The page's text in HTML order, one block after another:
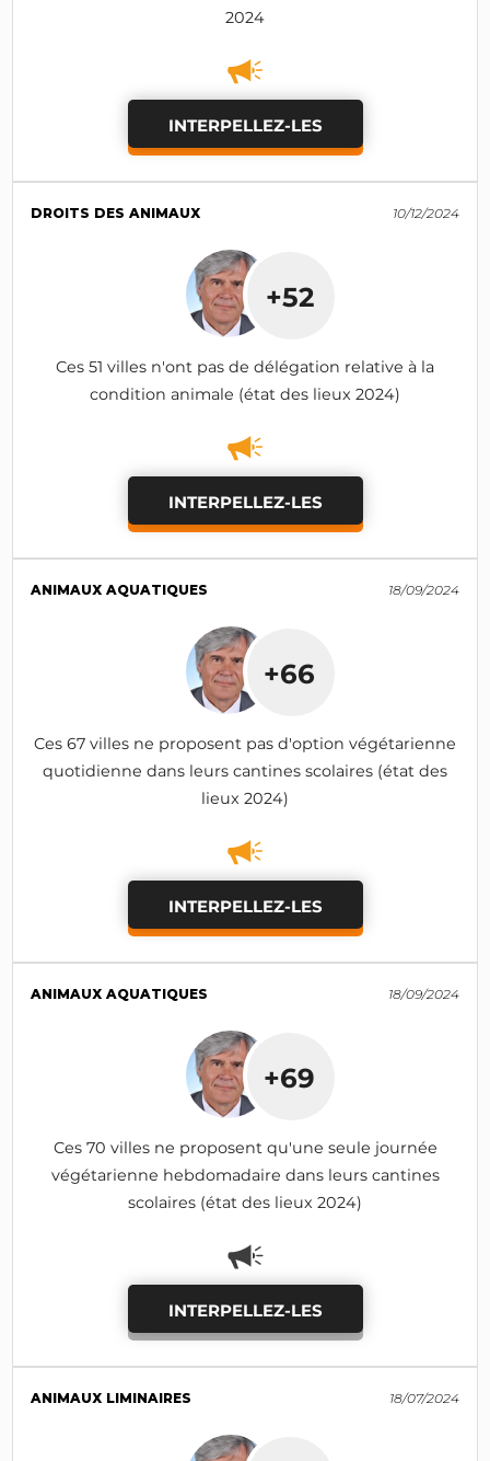
2024
INTERPELLEZ-LES
DROITS DES ANIMAUX 10/12/2024
+52
Ces 51 villes n'ont pas de délégation relative à la
condition animale (état des lieux 2024)
INTERPELLEZ-LES
ANIMAUX AQUATIQUES 18/09/2024
+66
Ces 67 villes ne proposent pas d'option végétarienne
quotidienne dans leurs cantines scolaires (état des
lieux 2024)
INTERPELLEZ-LES
ANIMAUX AQUATIQUES 18/09/2024
+69
Ces 70 villes ne proposent qu'une seule journée
végétarienne hebdomadaire dans leurs cantines
scolaires (état des lieux 2024)
INTERPELLEZ-LES
ANIMAUX LIMINAIRES 18/07/2024